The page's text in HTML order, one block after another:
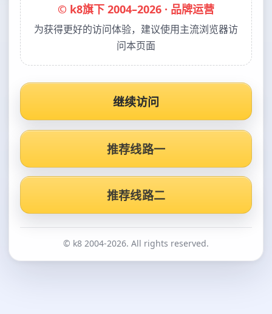
© k8旗下 2004–2026 · 品牌运营
为获得更好的访问体验，建议使用主流浏览器访
问本页面
继续访问
推荐线路一
推荐线路二
© k8 2004-2026. All rights reserved.